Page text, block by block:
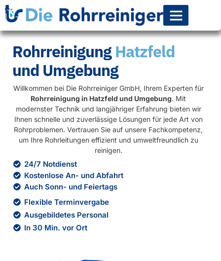
RohrreinigungHatzfeld
und Umgebung
Willkommen bei Die Rohrreiniger GmbH, Ihrem Experten für
Rohrreinigung in Hatzfeld und Umgebung. Mit
modernster Technik und langjähriger Erfahrung bieten wir
Ihnen schnelle und zuverlässige Lösungen für jede Art von
Rohrproblemen. Vertrauen Sie auf unsere Fachkompetenz,
um Ihre Rohrleitungen effizient und umweltfreundlich zu
reinigen.
24/7 Notdienst
Kostenlose An- und Abfahrt
Auch Sonn- und Feiertags
Flexible Terminvergabe
Ausgebildetes Personal
In 30 Min. vor Ort